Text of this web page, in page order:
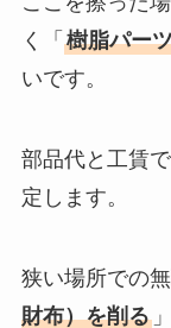
く「 樹脂パー
いです。
部品代と工賃で
定します。
狭い場所での
財布）を削る